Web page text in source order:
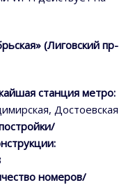
(Лиговский пр-
станция метро:
Достоевская
номеров/